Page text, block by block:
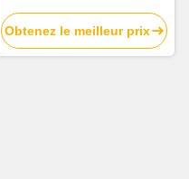
l'eau avec panneau solaire
5,5 V 0,3 W et une portée
visuelle supérieure à 1500 m
Obtenez le meilleur prix